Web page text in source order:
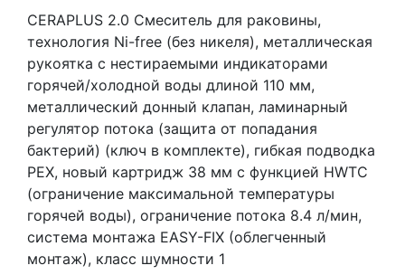
CERAPLUS 2.0 Смеситель для раковины,
технология Ni-free (без никеля), металлическая
рукоятка с нестираемыми индикаторами
горячей/холодной воды длиной 110 мм,
металлический донный клапан, ламинарный
регулятор потока (защита от попадания
бактерий) (ключ в комплекте), гибкая подводка
PEX, новый картридж 38 мм с функцией HWTC
(ограничение максимальной температуры
горячей воды), ограничение потока 8.4 л/мин,
система монтажа EASY-FIX (облегченный
монтаж), класс шумности 1